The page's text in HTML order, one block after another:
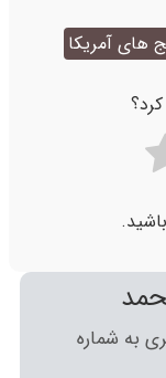
های آمریکا
به شماره